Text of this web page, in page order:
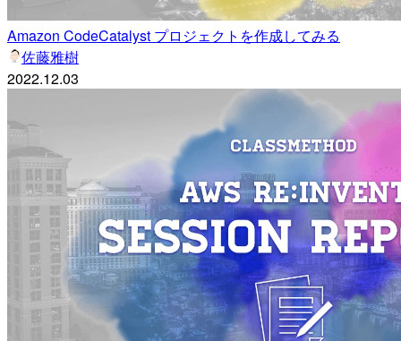
Amazon CodeCatalyst プロジェクトを作成してみる
佐藤雅樹
2022.12.03